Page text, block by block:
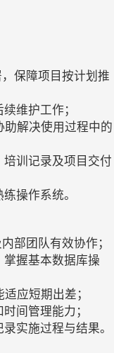
保障项目按计划推
维护工作；
解决使用过程中的
训记录及项目交付
操作系统。
部团队有效协作；
握基本数据库操
应短期出差；
间管理能力；
实施过程与结果。